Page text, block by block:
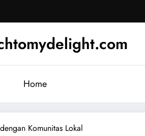
Home
Komunitas Lokal